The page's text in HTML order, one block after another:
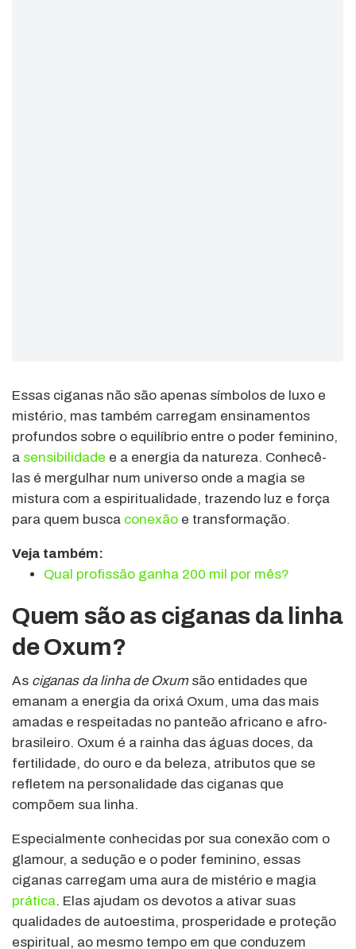
Essas ciganas não são apenas símbolos de luxo e
mistério, mas também carregam ensinamentos
profundos sobre o equilíbrio entre o poder feminino,
a sensibilidade e a energia da natureza. Conhecê-
las é mergulhar num universo onde a magia se
mistura com a espiritualidade, trazendo luz e força
para quem busca conexão e transformação.
Veja também:
Qual profissão ganha 200 mil por mês?
Quem são as ciganas da linha
de Oxum?
As ciganas da linha de Oxumsão entidades que
emanam a energia da orixá Oxum, uma das mais
amadas e respeitadas no panteão africano e afro-
brasileiro. Oxum é a rainha das águas doces, da
fertilidade, do ouro e da beleza, atributos que se
refletem na personalidade das ciganas que
compõem sua linha.
Especialmente conhecidas por sua conexão com o
glamour, a sedução e o poder feminino, essas
ciganas carregam uma aura de mistério e magia
prática. Elas ajudam os devotos a ativar suas
qualidades de autoestima, prosperidade e proteção
espiritual, ao mesmo tempo em que conduzem